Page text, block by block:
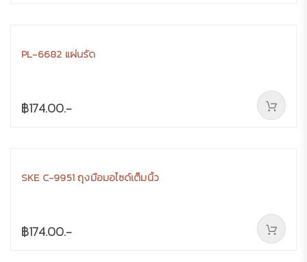
PL-6682 แผ่นรัด
฿174.00.-
SKE C-9951 ถุงมือมอไซด์เต็มนิ้ว
฿174.00.-